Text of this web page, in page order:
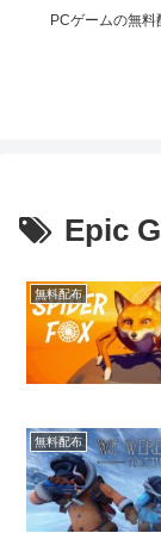
PCゲームの無料
Epic
無料配布
無料配布